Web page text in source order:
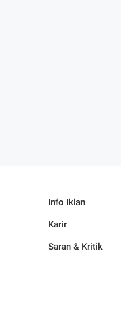
Info Iklan
Karir
Saran & Kritik